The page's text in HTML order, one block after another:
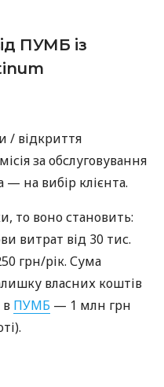
ПУМБ із
/ відкриття
за обслуговування
— на вибір клієнта.
то воно становить:
витрат від 30 тис.
грн/рік. Сума
власних коштів
в ПУМБ — 1 млн грн